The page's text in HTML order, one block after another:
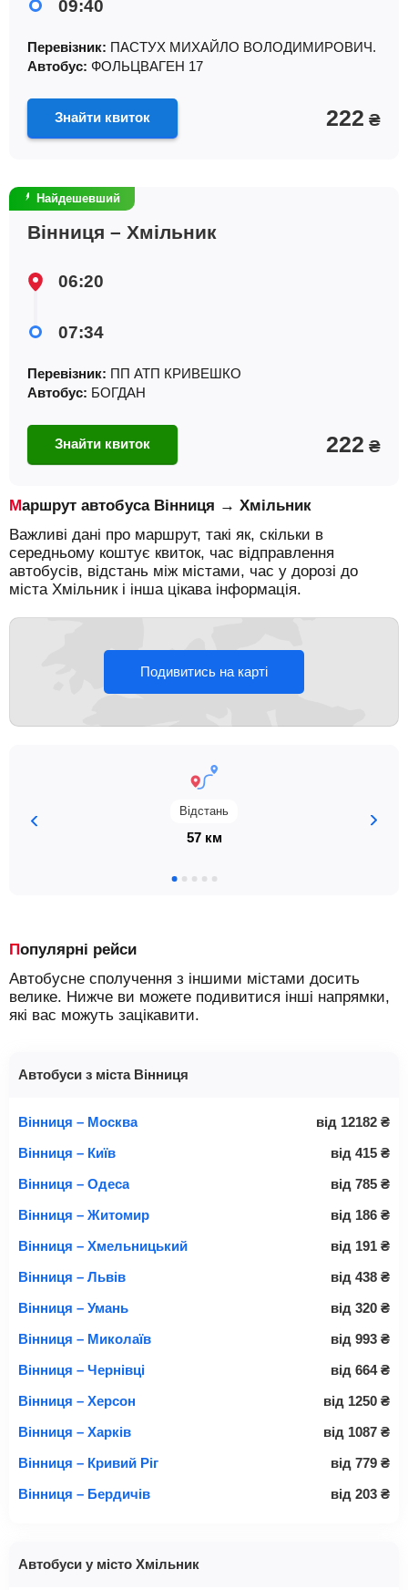
09:40
Перевізник: ПАСТУХ МИХАЙЛО ВОЛОДИМИРОВИЧ.
Автобус: ФОЛЬЦВАГЕН 17
Знайти квиток 222 ₴
Найдешевший
Вінниця – Хмільник
06:20
07:34
Перевізник: ПП АТП КРИВЕШКО
Автобус: БОГДАН
Знайти квиток 222 ₴
Маршрут автобуса Вінниця → Хмільник
Важливі дані про маршрут, такі як, скільки в
середньому коштує квиток, час відправлення
автобусів, відстань між містами, час у дорозі до
міста Хмільник і інша цікава інформація.
Подивитись на карті
Відстань
57 км
Популярні рейси
Автобусне сполучення з іншими містами досить
велике. Нижче ви можете подивитися інші напрямки,
які вас можуть зацікавити.
Автобуси з міста Вінниця
Вінниця – Москва від 12182 ₴
Вінниця – Київ
від 415 ₴
Вінниця – Одеса
від 785 ₴
Вінниця – Житомир
від 186 ₴
Вінниця – Хмельницький
від 191 ₴
Вінниця – Львів
від 438 ₴
Вінниця – Умань
від 320 ₴
Вінниця – Миколаїв
від 993 ₴
Вінниця – Чернівці
від 664 ₴
Вінниця – Херсон
від 1250 ₴
Вінниця – Харків
від 1087 ₴
Вінниця – Кривий Ріг
від 779 ₴
Вінниця – Бердичів
від 203 ₴
Автобуси у місто Хмільник